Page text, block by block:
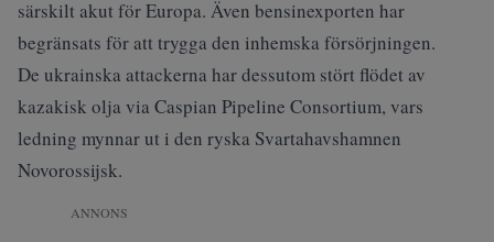
särskilt akut för Europa. Även bensinexporten har
begränsats för att trygga den inhemska försörjningen.
De ukrainska attackerna har dessutom stört flödet av
kazakisk olja via Caspian Pipeline Consortium, vars
ledning mynnar ut i den ryska Svartahavshamnen
Novorossijsk.
ANNONS